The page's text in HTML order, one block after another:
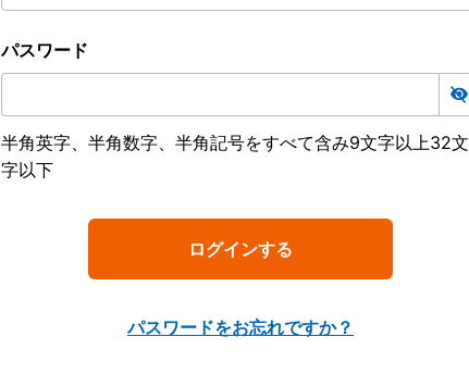
パスワード
半角英字、半角数字、半角記号をすべて含み9文字以上32文
字以下
パスワードをお忘れですか？